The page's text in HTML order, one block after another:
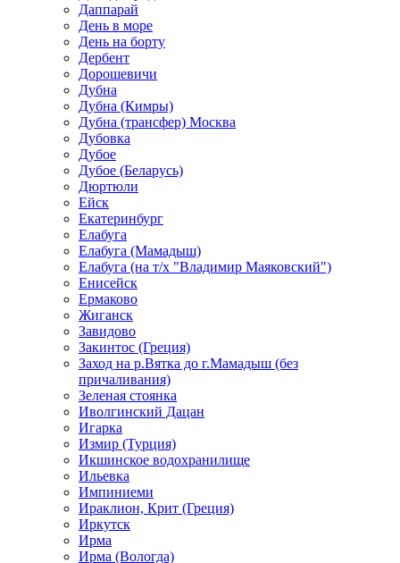
Даппарай
День в море
День на борту
Дербент
Дорошевичи
Дубна
Дубна (Кимры)
Дубна (трансфер) Москва
Дубовка
Дубое
Дубое (Беларусь)
Дюртюли
Ейск
Екатеринбург
Елабуга
Елабуга (Мамадыш)
Елабуга (на т/х "Владимир Маяковский")
Енисейск
Ермаково
Жиганск
Завидово
Закинтос (Греция)
Заход на р.Вятка до г.Мамадыш (без
причаливания)
Зеленая стоянка
Иволгинский Дацан
Игарка
Измир (Турция)
Икшинское водохранилище
Ильевка
Импиниеми
Ираклион, Крит (Греция)
Иркутск
Ирма
Ирма (Вологда)